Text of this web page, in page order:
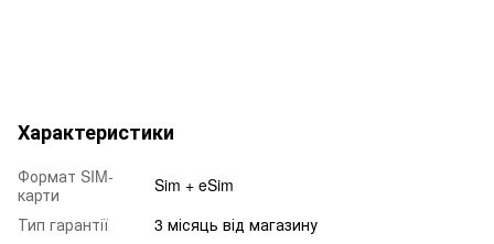
Характеристики
Формат SIM-
карти
Sim + eSim
Тип гарантії
3 місяць від магазину